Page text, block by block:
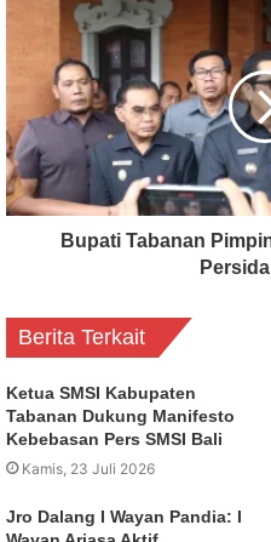
Bupati Tabanan
Berita Terkait
Ketua SMSI Kabupaten
Tabanan Dukung Manifesto
Kebebasan Pers SMSI Bali
Kamis, 23 Juli 2026
Jro Dalang I Wayan Pandia: I